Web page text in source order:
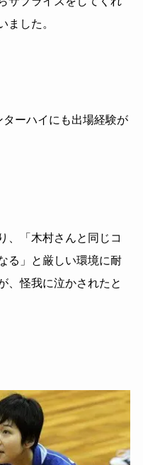
ました。
ーハイにも出場経験が
、「木村さんと同じコ
る」と厳しい環境に耐
、怪我に泣かされたと